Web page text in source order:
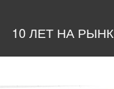
10 ЛЕТ НА